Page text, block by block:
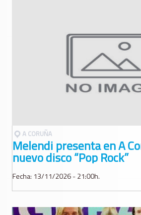
A CORUÑA
Melendi presenta en A
nuevo disco “Pop Rock”
Fecha: 13/11/2026 - 21:00h.